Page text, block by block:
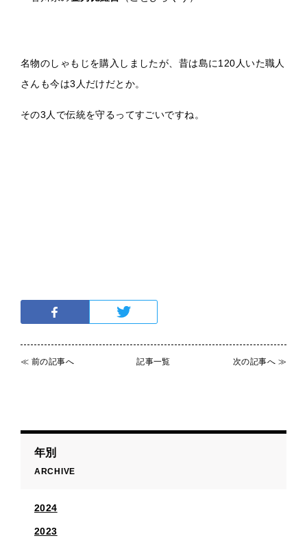
名物のしゃもじを購入しましたが、昔は島に120人いた職人
さんも今は3人だけだとか。
その3人で伝統を守るってすごいですね。
≪ 前の記事へ 記事一覧 次の記事へ ≫
年別
ARCHIVE
2024
2023